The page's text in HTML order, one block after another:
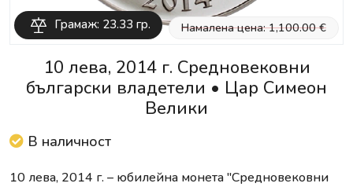
Грамаж: 23.33 гр. Намалена цена: 1,100.00 €
10 лева, 2014 г. Средновековни
български владетели • Цар Симеон
Велики
В наличност
10 лева, 2014 г. – юбилейна монета "Средновековни